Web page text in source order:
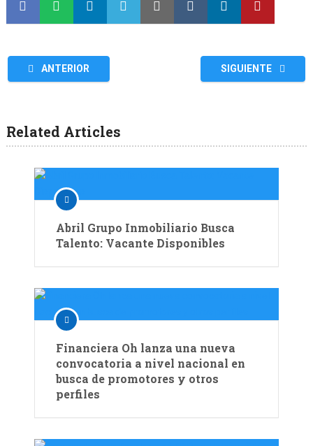
ANTERIOR SIGUIENTE
Related Articles
Abril Grupo Inmobiliario Busca
Talento: Vacante Disponibles
Financiera Oh lanza una nueva
convocatoria a nivel nacional en
busca de promotores y otros
perfiles